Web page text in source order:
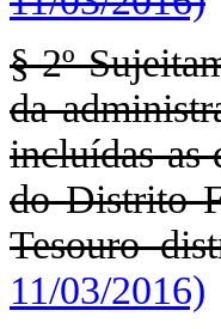
§ 2º
da
incluídas as
do Distrito
Tesouro
11/03/2016)